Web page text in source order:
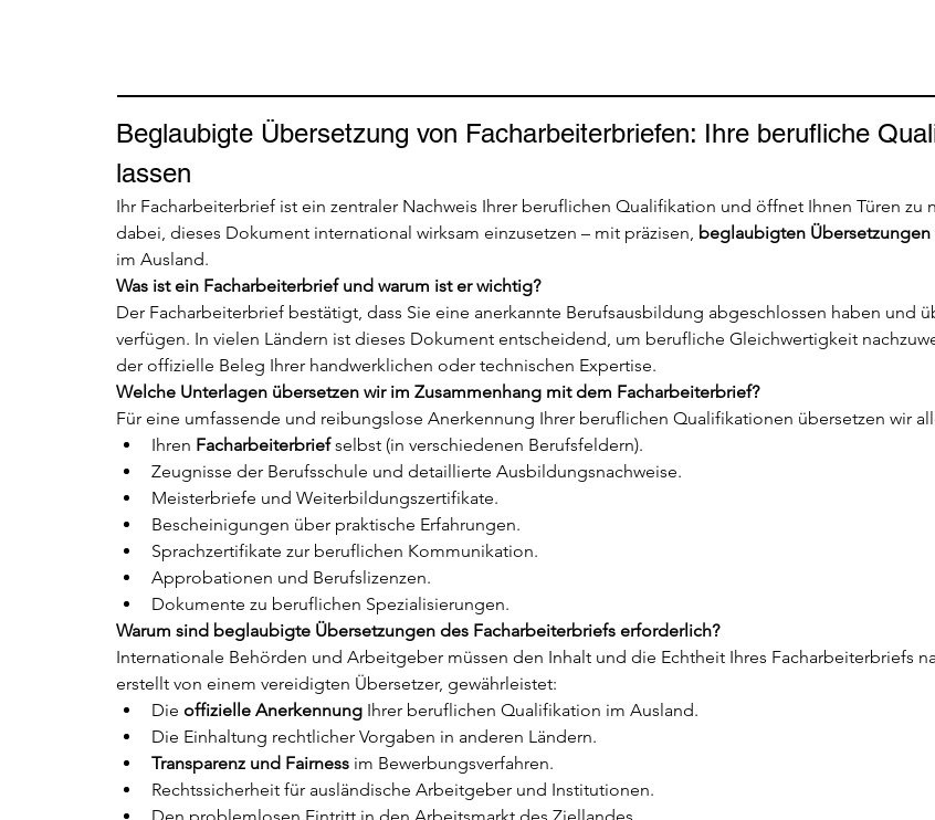
Beglaubigte Übersetzung von Facharbeiterbriefen: Ihre berufliche
lassen
Ihr Facharbeiterbrief ist ein zentraler Nachweis Ihrer beruflichen Qualifikation und öffnet Ihnen Türen zu
dabei, dieses Dokument international wirksam einzusetzen – mit präzisen, beglaubigten Übersetzungen
im Ausland.
Was ist ein Facharbeiterbrief und warum ist er wichtig?
Der Facharbeiterbrief bestätigt, dass Sie eine anerkannte Berufsausbildung abgeschlossen haben und
verfügen. In vielen Ländern ist dieses Dokument entscheidend, um berufliche Gleichwertigkeit
der offizielle Beleg Ihrer handwerklichen oder technischen Expertise.
Welche Unterlagen übersetzen wir im Zusammenhang mit dem Facharbeiterbrief?
Für eine umfassende und reibungslose Anerkennung Ihrer beruflichen Qualifikationen übersetzen wir
Ihren Facharbeiterbrief selbst (in verschiedenen Berufsfeldern).
Zeugnisse der Berufsschule und detaillierte Ausbildungsnachweise.
Meisterbriefe und Weiterbildungszertifikate.
Bescheinigungen über praktische Erfahrungen.
Sprachzertifikate zur beruflichen Kommunikation.
Approbationen und Berufslizenzen.
Dokumente zu beruflichen Spezialisierungen.
Warum sind beglaubigte Übersetzungen des Facharbeiterbriefs erforderlich?
Internationale Behörden und Arbeitgeber müssen den Inhalt und die Echtheit Ihres Facharbeiterbriefs
erstellt von einem vereidigten Übersetzer, gewährleistet:
Die offizielle Anerkennung Ihrer beruflichen Qualifikation im Ausland.
Die Einhaltung rechtlicher Vorgaben in anderen Ländern.
Transparenz und Fairness im Bewerbungsverfahren.
Rechtssicherheit für ausländische Arbeitgeber und Institutionen.